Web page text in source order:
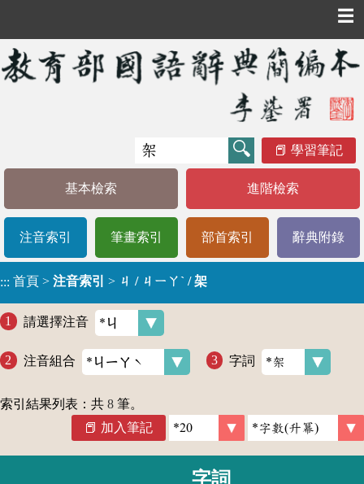
☰
學習筆記
基本檢索 進階檢索
注音索引 筆畫索引 部首索引 辭典附錄
::: 首頁 > 注音索引 > ㄐ / ㄐㄧㄚˋ / 架
請選擇注音
注音組合 字詞
索引結果列表：共 8 筆。
加入筆記
字詞